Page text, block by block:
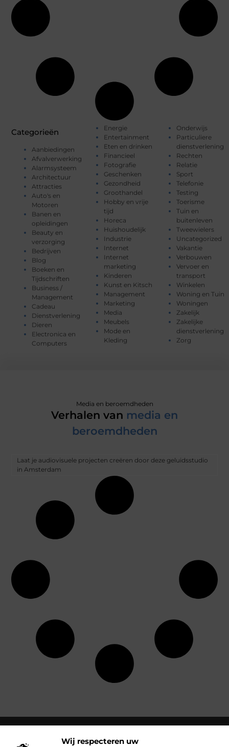
Wij respecteren uw
Categorieën
Aanbiedingen
Afvalverwerking
Alarmsysteem
Architectuur
Attracties
Auto's en
Motoren
Banen en
opleidingen
Beauty en
verzorging
Bedrijven
Blog
Boeken en
Tijdschriften
Business /
Management
Cadeau
Dienstverlening
Dieren
Electronica en
Computers
Energie
Entertainment
Eten en drinken
Financieel
Fotografie
Geschenken
Gezondheid
Groothandel
Hobby en vrije
tijd
Horeca
Huishoudelijk
Industrie
Internet
Internet
marketing
Kinderen
Kunst en Kitsch
Management
Marketing
Media
Meubels
Mode en
Kleding
Onderwijs
Particuliere
dienstverlening
Rechten
Relatie
Sport
Telefonie
Testing
Toerisme
Tuin en
buitenleven
Tweewielers
Uncategorized
Vakantie
Verbouwen
Vervoer en
transport
Winkelen
Woning en Tuin
Woningen
Zakelijk
Zakelijke
dienstverlening
Zorg
Media en beroemdheden
Verhalen van media en
beroemdheden
Laat je audiovisuele projecten creëren door deze geluidsstudio
in Amsterdam